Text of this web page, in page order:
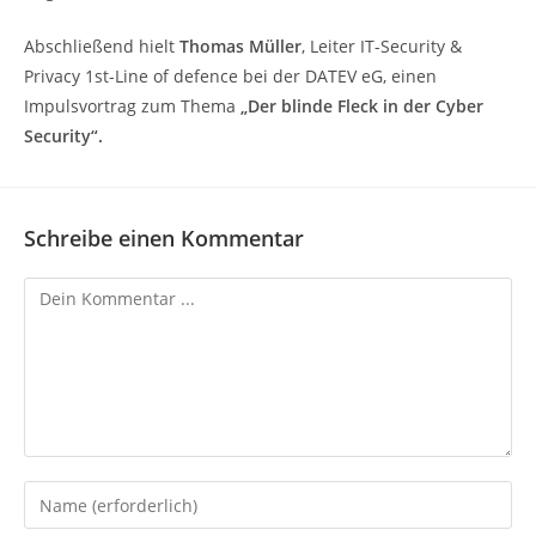
Abschließend hielt Thomas Müller, Leiter IT-Security &
Privacy 1st-Line of defence bei der DATEV eG, einen
Impulsvortrag zum Thema „Der blinde Fleck in der Cyber
Security“.
Schreibe einen Kommentar
Kommentieren
Gib
deinen